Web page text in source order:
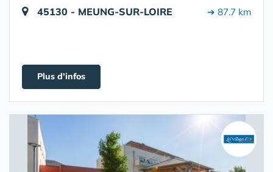
45130 - MEUNG-SUR-LOIRE ➔ 87.7 km
Plus d'infos